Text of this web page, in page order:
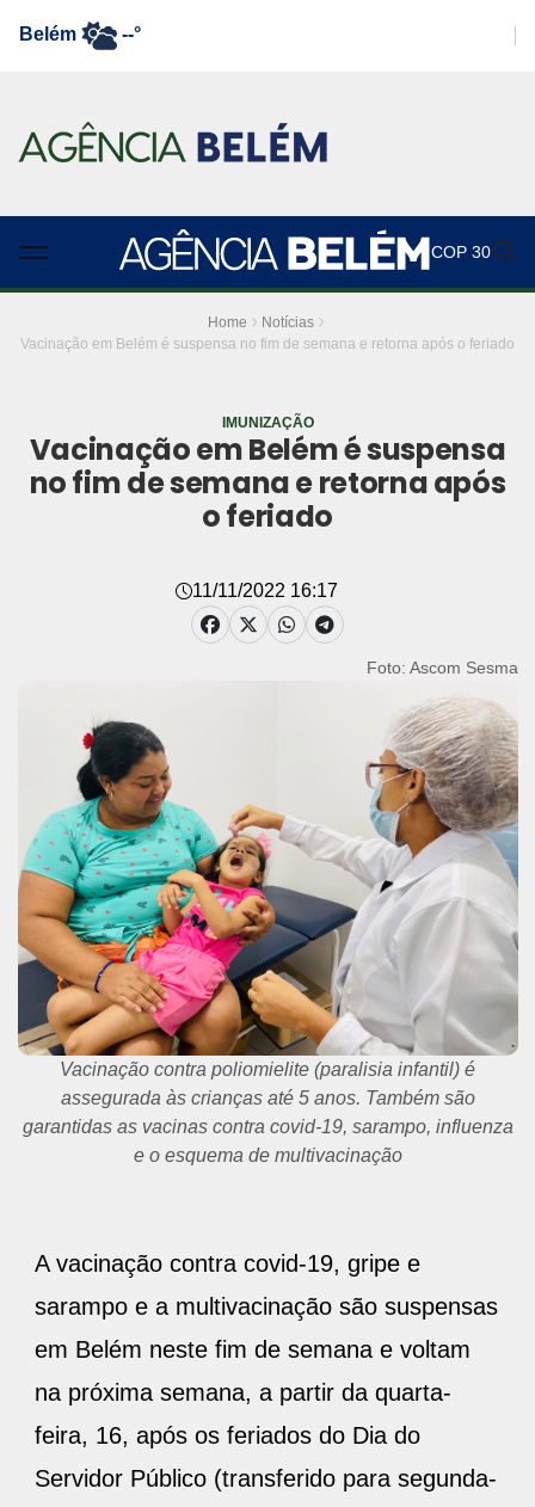
Belém --°
COP 30
Home
Notícias
Vacinação em Belém é suspensa no fim de semana e retorna após o feriado
IMUNIZAÇÃO
Vacinação em Belém é suspensa
no fim de semana e retorna após
o feriado
11/11/2022 16:17
Foto: Ascom Sesma
Vacinação contra poliomielite (paralisia infantil) é
assegurada às crianças até 5 anos. Também são
garantidas as vacinas contra covid-19, sarampo, influenza
e o esquema de multivacinação
A vacinação contra covid-19, gripe e
sarampo e a multivacinação são suspensas
em Belém neste fim de semana e voltam
na próxima semana, a partir da quarta-
feira, 16, após os feriados do Dia do
Servidor Público (transferido para segunda-